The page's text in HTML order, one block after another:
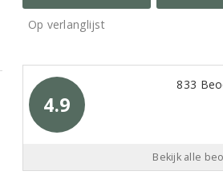
Op verlanglijst
4.9
833
Bekijk alle